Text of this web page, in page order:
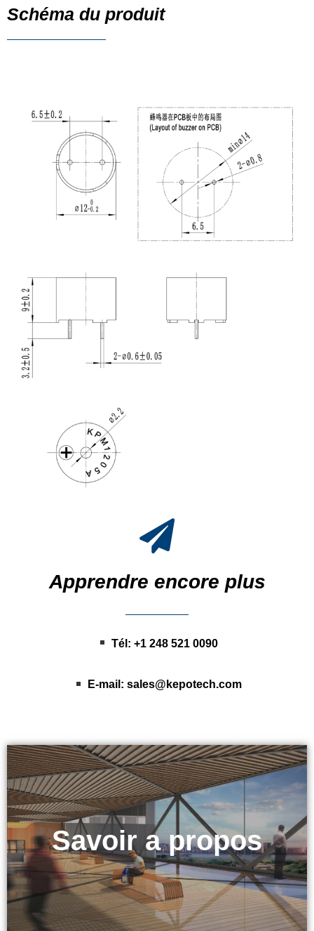
Schéma du produit
Apprendre encore plus
Tél: +1 248 521 0090
E-mail:sales@kepotech.com
Savoir a propos
Technologie KEPO